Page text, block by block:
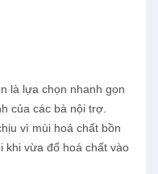
là lựa chọn nhanh gọn
của các bà nội trợ.
vì mùi hoá chất bồn
khi vừa đổ hoá chất vào